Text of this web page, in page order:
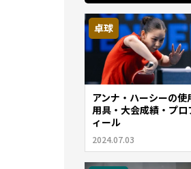
卓球
アンナ・ハーシーの使
用具・大会成績・プロ
ィール
2024.07.03